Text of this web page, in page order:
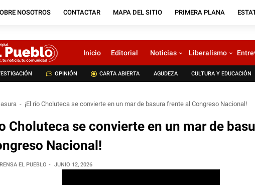
NOSOTROS CONTACTAR MAPA DEL SITIO PRIMERA PLANA
Inicio Editorial Noticias Liberalismo
OPINIÓN CARTA ABIERTA AGUDEZA CULTURA Y EDUCACIÓN
¡El río Choluteca se convierte en un mar de basura frente al Congreso Nacional!
Choluteca se convierte en un mar de
Nacional!
EL PUEBLO JUNIO 12, 2026